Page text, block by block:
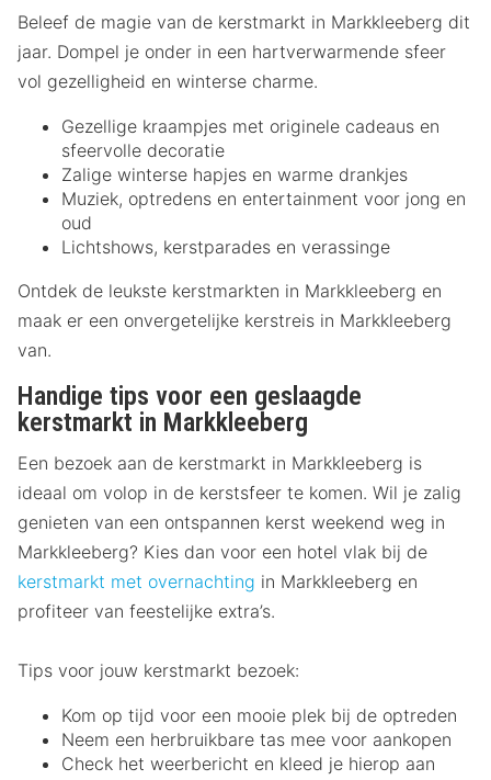
Beleef de magie van de kerstmarkt in Markkleeberg dit
jaar. Dompel je onder in een hartverwarmende sfeer
vol gezelligheid en winterse charme.
Gezellige kraampjes met originele cadeaus en
sfeervolle decoratie
Zalige winterse hapjes en warme drankjes
Muziek, optredens en entertainment voor jong en
oud
Lichtshows, kerstparades en verassinge
Ontdek de leukste kerstmarkten in Markkleeberg en
maak er een onvergetelijke kerstreis in Markkleeberg
van.
Handige tips voor een geslaagde
kerstmarkt in Markkleeberg
Een bezoek aan de kerstmarkt in Markkleeberg is
ideaal om volop in de kerstsfeer te komen. Wil je zalig
genieten van een ontspannen kerst weekend weg in
Markkleeberg? Kies dan voor een hotel vlak bij de
kerstmarkt met overnachting in Markkleeberg en
profiteer van feestelijke extra’s.
Tips voor jouw kerstmarkt bezoek:
Kom op tijd voor een mooie plek bij de optreden
Neem een herbruikbare tas mee voor aankopen
Check het weerbericht en kleed je hierop aan